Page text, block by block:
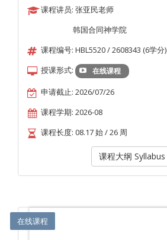
课程讲员: 张亚民老师
韩国合同神学院
课程编号: HBL5520 / 2608343 (6学分)
授课形式:
在线课程
申请截止: 2026/07/26
课程学期: 2026-08
课程长度: 08.17 始 / 26 周
课程大纲 Syllabus
在线课程